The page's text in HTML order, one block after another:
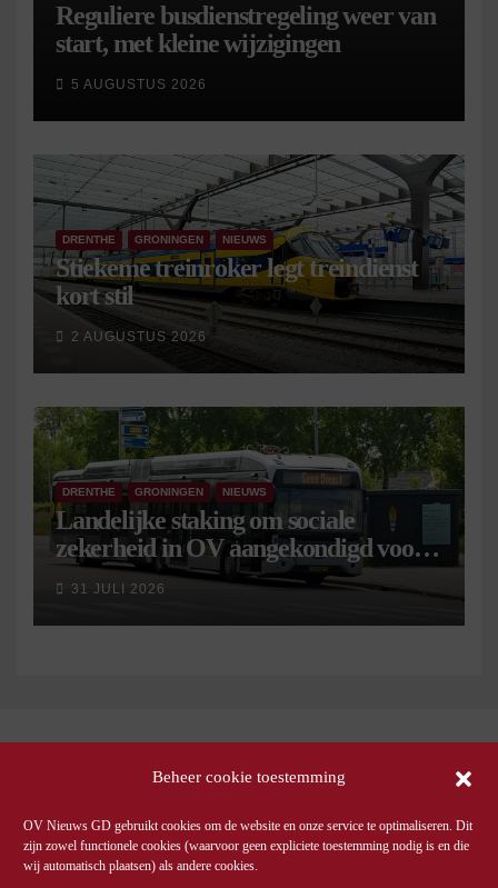
Beheer cookie toestemming
OV Nieuws GD gebruikt cookies om de website en onze service te optimaliseren. Dit
zijn zowel functionele cookies (waarvoor geen expliciete toestemming nodig is en die
wij automatisch plaatsen) als andere cookies.
Reguliere busdienstregeling weer van
start, met kleine wijzigingen
5 AUGUSTUS 2026
DRENTHE GRONINGEN NIEUWS
Stiekeme treinroker legt treindienst
kort stil
2 AUGUSTUS 2026
DRENTHE GRONINGEN NIEUWS
Landelijke staking om sociale
zekerheid in OV aangekondigd voor 9
september
31 JULI 2026